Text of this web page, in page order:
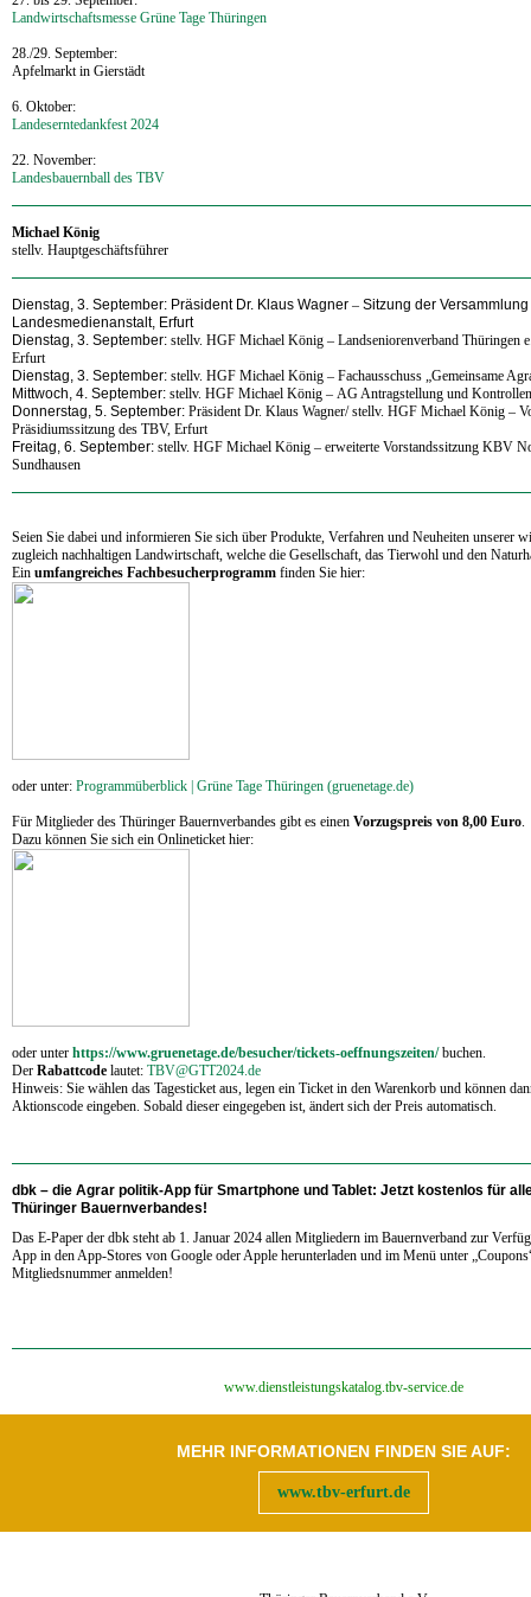
Landwirtschaftsmesse Grüne Tage Thüringen
28./29. September:
Apfelmarkt in Gierstädt
6. Oktober:
Landeserntedankfest 2024
22. November:
Landesbauernball des TBV
‍Michael König
stellv. Hauptgeschäftsführer
Dienstag, 3. September: Präsident Dr. Klaus Wagner – Sitzung der
Landesmedienanstalt, Erfurt
Dienstag, 3. September: stellv. HGF Michael König – Landseniorenverband Thüringen
Erfurt
Dienstag, 3. September: stellv. HGF Michael König – Fachausschuss „Gemeinsame
Mittwoch, 4. September: stellv. HGF Michael König – AG Antragstellung und
Donnerstag, 5. September: Präsident Dr. Klaus Wagner/stellv. HGF Michael König –
Präsidiumssitzung des TBV, Erfurt
Freitag, 6. September: stellv. HGF Michael König – erweiterte Vorstandssitzung KBV
Sundhausen
Seien Sie dabei und informieren Sie sich über Produkte, Verfahren und Neuheiten unserer
zugleich nachhaltigen Landwirtschaft, welche die Gesellschaft, das Tierwohl und den
Ein umfangreiches Fachbesucherprogramm finden Sie hier:
oder unter: Programmüberblick | Grüne Tage Thüringen (gruenetage.de)
Für Mitglieder des Thüringer Bauernverbandes gibt es einen Vorzugspreis von 8,00 Euro.
Dazu können Sie sich ein Onlineticket hier:
oder unter https://www.gruenetage.de/besucher/tickets-oeffnungszeiten/buchen.
Der Rabattcode lautet: TBV@GTT2024.de
Hinweis: Sie wählen das Tagesticket aus, legen ein Ticket in den Warenkorb und können
Aktionscode eingeben. Sobald dieser eingegeben ist, ändert sich der Preis automatisch.
dbk – die Agrar politik-App für Smartphone und Tablet: Jetzt kostenlos für
Thüringer Bauernverbandes!
Das E-Paper der dbk steht ab 1. Januar 2024 allen Mitgliedern im Bauernverband zur
App in den App-Stores von Google oder Apple herunterladen und im Menü unter
Mitgliedsnummer anmelden!
‍www.dienstleistungskatalog.tbv-service.de
MEHR INFORMATIONEN FINDEN SIE AUF:
www.tbv-erfurt.de